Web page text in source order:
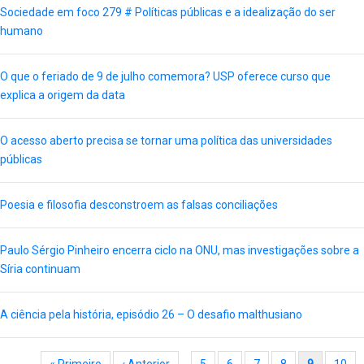
Sociedade em foco 279 # Políticas públicas e a idealização do ser
humano
O que o feriado de 9 de julho comemora? USP oferece curso que
explica a origem da data
O acesso aberto precisa se tornar uma política das universidades
públicas
Poesia e filosofia desconstroem as falsas conciliações
Paulo Sérgio Pinheiro encerra ciclo na ONU, mas investigações sobre a
Síria continuam
A ciência pela história, episódio 26 – O desafio malthusiano
Paginação